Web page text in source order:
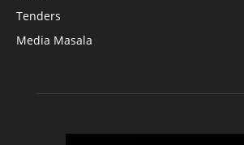
Tenders
Media Masala